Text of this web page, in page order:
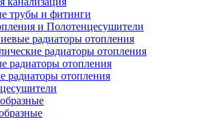
трубы и фитинги
и Полотенцесушители
радиаторы отопления
радиаторы отопления
радиаторы отопления
радиаторы отопления